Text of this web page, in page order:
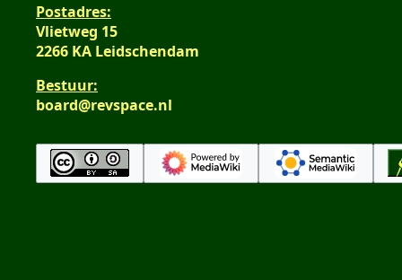
Postadres:
Vlietweg 15
2266 KA Leidschendam
Bestuur:
board@revspace.nl